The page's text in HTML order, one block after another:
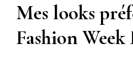
Mes looks
Fashion Week